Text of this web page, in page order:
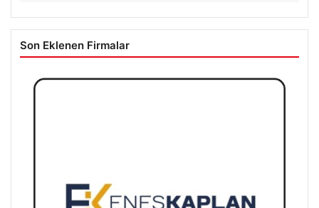
Son Eklenen Firmalar